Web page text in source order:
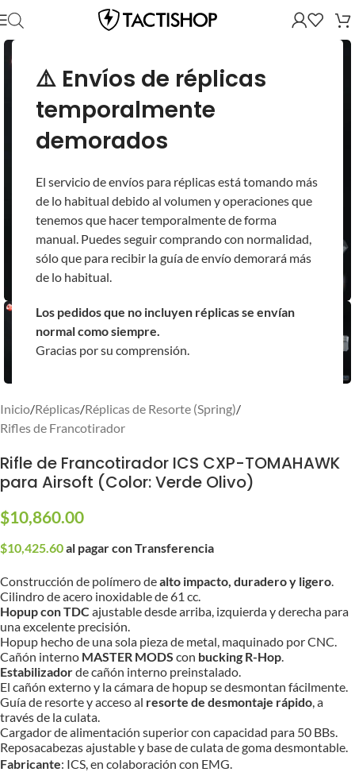
⚠️ Envíos de réplicas
temporalmente
demorados
El servicio de envíos para réplicas está tomando más
de lo habitual debido al volumen y operaciones que
tenemos que hacer temporalmente de forma
manual. Puedes seguir comprando con normalidad,
sólo que para recibir la guía de envío demorará más
de lo habitual.
Los pedidos que no incluyen réplicas se envían
normal como siempre.
Gracias por su comprensión.
Inicio/Réplicas/Réplicas de Resorte (Spring)/
Rifles de Francotirador
Rifle de Francotirador ICS CXP-TOMAHAWK
para Airsoft (Color: Verde Olivo)
$10,860.00
$10,425.60al pagar con Transferencia
Construcción de polímero dealto impacto, duradero y ligero.
Cilindro de acero inoxidable de 61 cc.
Hopup con TDC ajustable desde arriba, izquierda y derecha para
una excelente precisión.
Hopup hecho de una sola pieza de metal, maquinado por CNC.
Cañón interno MASTER MODS con bucking R-Hop.
Estabilizadorde cañón interno preinstalado.
El cañón externo y la cámara de hopup se desmontan fácilmente.
Guía de resorte y acceso al resorte de desmontaje rápido, a
través de la culata.
Cargador de alimentación superior con capacidad para 50 BBs.
Reposacabezas ajustable y base de culata de goma desmontable.
Fabricante: ICS, en colaboración con EMG.